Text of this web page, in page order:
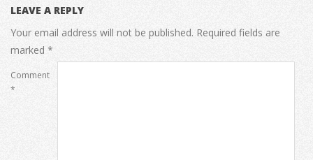
LEAVE A REPLY
Your email address will not be published. Required fields are
marked *
Comment
*